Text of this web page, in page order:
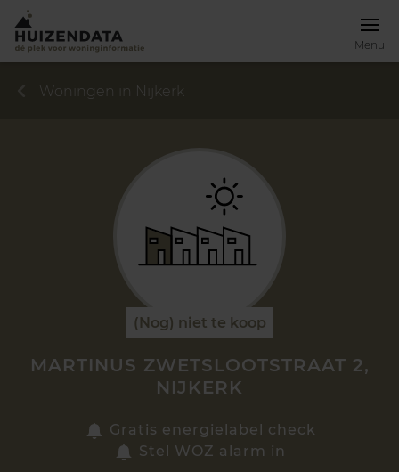
Menu
Woningen in Nijkerk
(Nog) niet te koop
MARTINUS ZWETSLOOTSTRAAT 2,
NIJKERK
Gratis energielabel check
Stel WOZ alarm in